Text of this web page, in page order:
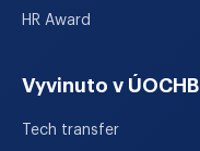
HR Award
Vyvinuto v ÚOCHB
Tech transfer